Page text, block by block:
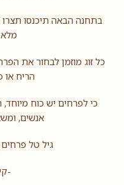
בתחנה הבאה תיכנסו תצרו
כל זוג מוזמן לבחור את
הריח או
כי לפרחים יש כוח
אנשים,
גיל טל פרחים
-